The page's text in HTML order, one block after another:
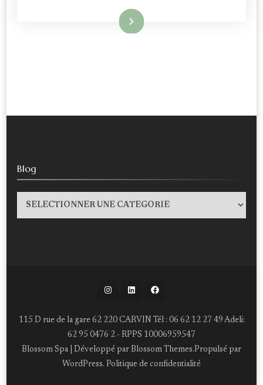
Lire la suite
Blog
Blog
115 D rue de la gare 62 220 CARVIN Tél : 06 62 12 27 49 Adeli:
62 95 0476 2 - RPPS 10006959547
Blossom Spa | Développé par Blossom Themes.Propulsé par
WordPress. Politique de confidentialité